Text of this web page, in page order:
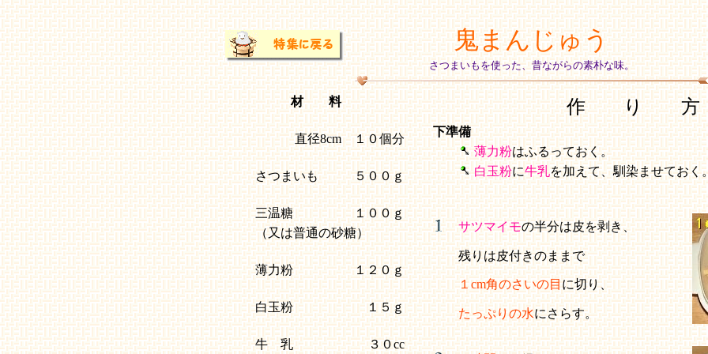
鬼まんじゅう
さつまいもを使った、昔ながらの素朴な味。
材 料
直径8cm １０個分
さつまいも ５００ｇ
三温糖
１００ｇ
（又は普通の砂糖）
薄力粉 １２０ｇ
白玉粉 １５ｇ
牛 乳 ３０cc
作 り 方
下準備
薄力粉はふるっておく。
白玉粉に牛乳を加えて、馴染ませておく
サツマイモの半分は皮を剥き、
残りは皮付きのままで
１cm角のさいの目に切り、
たっぷりの水にさらす。